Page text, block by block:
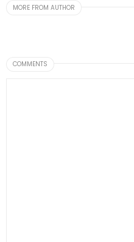
MORE FROM AUTHOR
COMMENTS